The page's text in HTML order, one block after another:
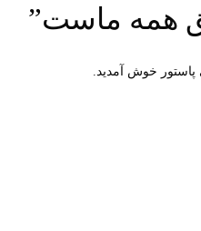
همه ماست”
خوش آمدید.